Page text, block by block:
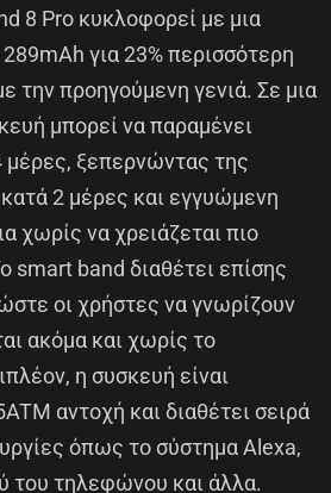
8 Pro κυκλοφορεί με μια
για 23% περισσότερη
την προηγούμενη γενιά. Σε μια
μπορεί να παραμένει
μέρες, ξεπερνώντας της
2 μέρες και εγγυώμενη
χωρίς να χρειάζεται πιο
smart band διαθέτει επίσης
οι χρήστες να γνωρίζουν
ακόμα και χωρίς το
η συσκευή είναι
αντοχή και διαθέτει σειρά
όπως το σύστημα Alexa,
του τηλεφώνου και άλλα.